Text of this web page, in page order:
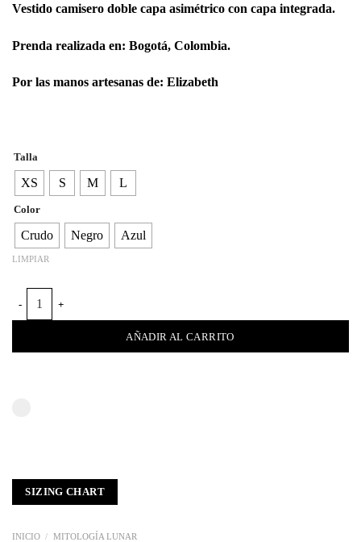
Vestido camisero doble capa asimétrico con capa integrada.
Prenda realizada en: Bogotá, Colombia.
Por las manos artesanas de: Elizabeth
Talla
XS S M L
Color
Crudo Negro Azul
LIMPIAR
AÑADIR AL CARRITO
SIZING CHART
INICIO / MITOLOGÍA LUNAR